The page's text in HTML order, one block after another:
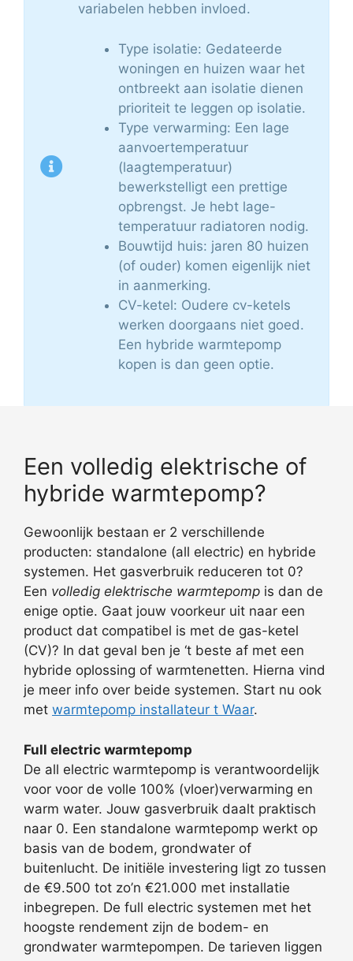
variabelen hebben invloed.
Type isolatie: Gedateerde
woningen en huizen waar het
ontbreekt aan isolatie dienen
prioriteit te leggen op isolatie.
Type verwarming: Een lage
aanvoertemperatuur
(laagtemperatuur)
bewerkstelligt een prettige
opbrengst. Je hebt lage-
temperatuur radiatoren nodig.
Bouwtijd huis: jaren 80 huizen
(of ouder) komen eigenlijk niet
in aanmerking.
CV-ketel: Oudere cv-ketels
werken doorgaans niet goed.
Een hybride warmtepomp
kopen is dan geen optie.
Een volledig elektrische of
hybride warmtepomp?
Gewoonlijk bestaan er 2 verschillende
producten: standalone (all electric) en hybride
systemen. Het gasverbruik reduceren tot 0?
Een volledig elektrische warmtepomp is dan de
enige optie. Gaat jouw voorkeur uit naar een
product dat compatibel is met de gas-ketel
(CV)? In dat geval ben je ‘t beste af met een
hybride oplossing of warmtenetten. Hierna vind
je meer info over beide systemen. Start nu ook
met warmtepomp installateur t Waar.
Full electric warmtepomp
De all electric warmtepomp is verantwoordelijk
voor voor de volle 100% (vloer)verwarming en
warm water. Jouw gasverbruik daalt praktisch
naar 0. Een standalone warmtepomp werkt op
basis van de bodem, grondwater of
buitenlucht. De initiële investering ligt zo tussen
de €9.500 tot zo’n €21.000 met installatie
inbegrepen. De full electric systemen met het
hoogste rendement zijn de bodem- en
grondwater warmtepompen. De tarieven liggen